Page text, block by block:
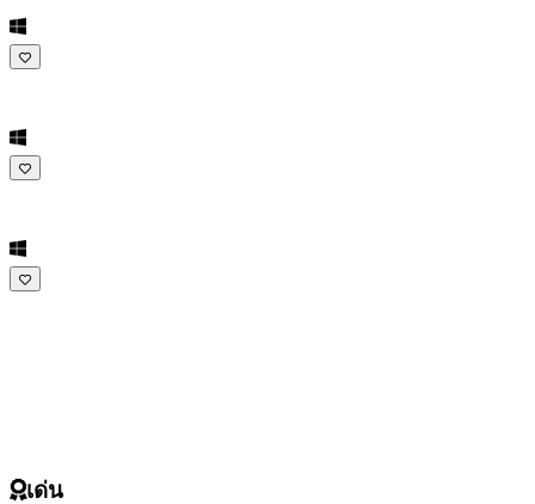
IT
JA
NO
PL
RU
SR
เด่น